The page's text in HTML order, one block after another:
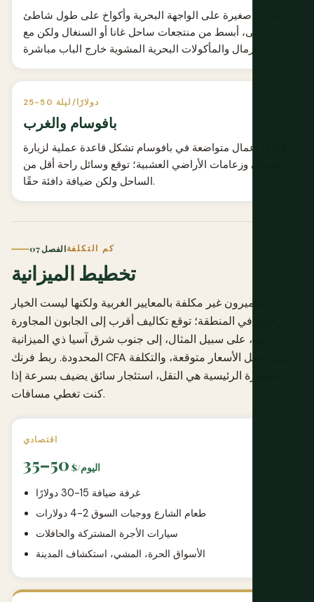
فنادق صغيرة على الواجهة البحرية وأكواخ على طول شاطئ
كريبى، أبسط من منتجعات ساحل غانا أو السنغال ولكن مع
25-50 دولارًا/ليلة
بافوسام والغرب
فنادق أعمال متواضعة في بافوسام تشكل قاعدة عملية لزيارة
فومبان وزعامات الأراضي العشبية؛ توقع وسائل راحة أقل من
الساحل ولكن ضيافة دافئة حقًا.
الفصل 07كم التكلفة
تخطيط الميزانية
الكاميرون غير مكلفة بالمعايير الغربية ولكنها ليست الخيار
الأرخص في المنطقة؛ توقع تكاليف أقرب إلى الجابون المجاورة
منها، على سبيل المثال، إلى جنوب شرق آسيا ذي الميزانية
المحدودة. ربط فرنك CFA باليورو يجعل الأسعار متوقعة، والتكلفة
المتغيرة الرئيسية هي النقل، استئجار سائق يضيف بسرعة إذا
كنت تغطي مسافات.
اقتصادي
35–50 $/اليوم
غرفة ضيافة 15-30 دولارًا
طعام الشارع ووجبات السوق 2-4 دولارات
سيارات الأجرة المشتركة والحافلات
الأسواق الحرة، المشي، استكشاف المدينة